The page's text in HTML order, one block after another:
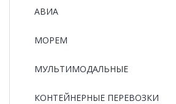
АВИА
МОРЕМ
МУЛЬТИМОДАЛЬНЫЕ
КОНТЕЙНЕРНЫЕ ПЕРЕВОЗКИ